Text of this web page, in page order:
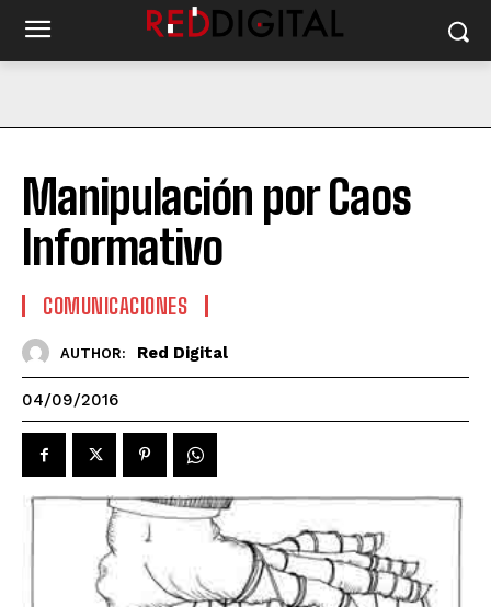
Manipulación por Caos
Informativo
COMUNICACIONES
AUTHOR: Red Digital
04/09/2016